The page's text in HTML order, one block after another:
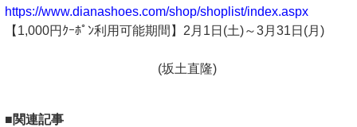
https://www.dianashoes.com/shop/shoplist/index.aspx
【1,000円ｸｰﾎﾟﾝ利用可能期間】2月1日(土)～3月31日(月)
(坂土直隆)
■関連記事